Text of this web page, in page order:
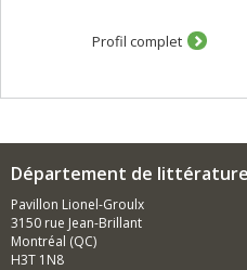
Profil complet
Département de
Pavillon Lionel-Groulx
3150 rue Jean-Brillant
Montréal (QC)
H3T 1N8